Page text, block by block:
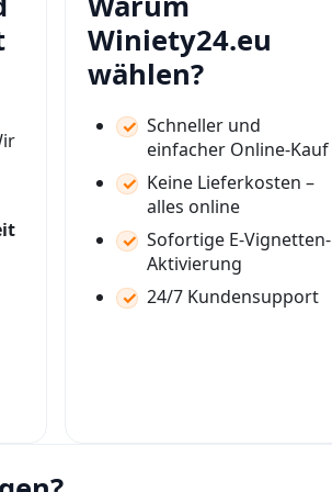
Winiety24.eu
wählen?
Schneller und
einfacher Online-Kauf
Keine Lieferkosten –
alles online
Sofortige E-Vignetten-
Aktivierung
24/7 Kundensupport